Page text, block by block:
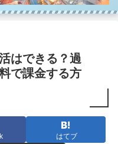
はできる？過
で課金する方
はてブ